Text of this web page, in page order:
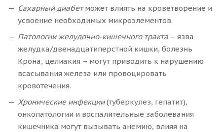
Сахарный диабетможет влиять на кроветворение и
усвоение необходимых микроэлементов.
Патологии желудочно-кишечного тракта – язва
желудка/двенадцатиперстной кишки, болезнь
Крона, целиакия – могут приводить к нарушению
всасывания железа или провоцировать
кровотечения.
Хронические инфекции(туберкулез, гепатит),
онкопатологии и воспалительные заболевания
кишечника могут вызывать анемию, влияя на